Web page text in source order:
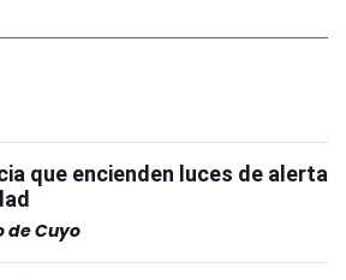
que encienden luces de alerta
de Cuyo